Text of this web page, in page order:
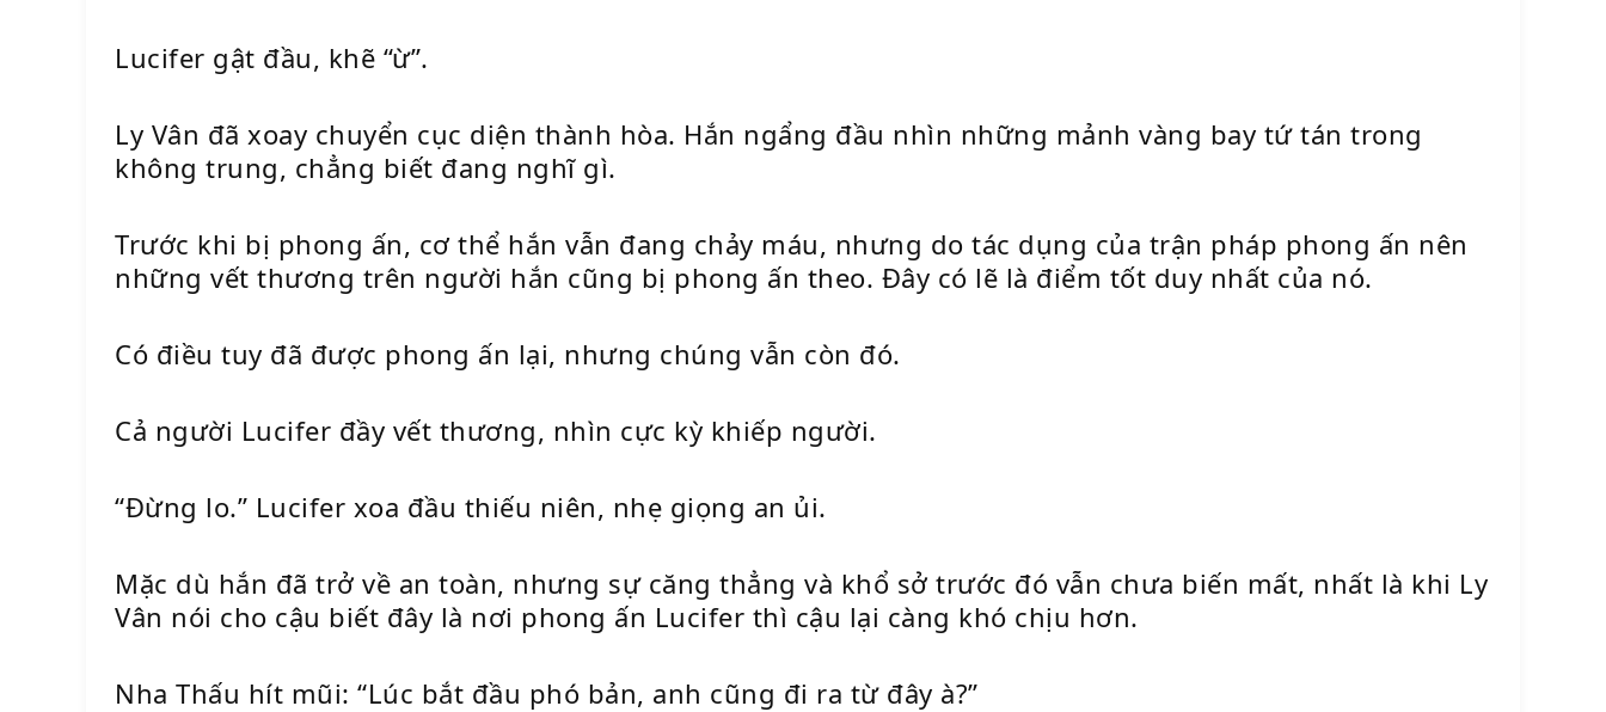
Lucifer gật đầu, khẽ “ừ”.
Ly Vân đã xoay chuyển cục diện thành hòa. Hắn ngẩng đầu nhìn những mảnh vàng bay tứ tán trong
không trung, chẳng biết đang nghĩ gì.
Trước khi bị phong ấn, cơ thể hắn vẫn đang chảy máu, nhưng do tác dụng của trận pháp phong ấn nên
những vết thương trên người hắn cũng bị phong ấn theo. Đây có lẽ là điểm tốt duy nhất của nó.
Có điều tuy đã được phong ấn lại, nhưng chúng vẫn còn đó.
Cả người Lucifer đầy vết thương, nhìn cực kỳ khiếp người.
“Đừng lo.” Lucifer xoa đầu thiếu niên, nhẹ giọng an ủi.
Mặc dù hắn đã trở về an toàn, nhưng sự căng thẳng và khổ sở trước đó vẫn chưa biến mất, nhất là khi Ly
Vân nói cho cậu biết đây là nơi phong ấn Lucifer thì cậu lại càng khó chịu hơn.
Nha Thấu hít mũi: “Lúc bắt đầu phó bản, anh cũng đi ra từ đây à?”